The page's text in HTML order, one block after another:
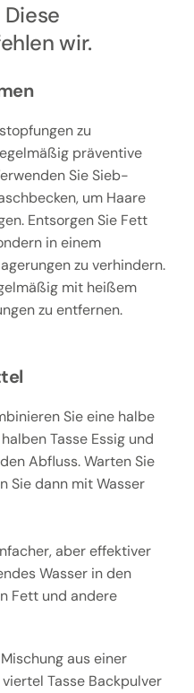
wir.
zu
präventive
Sie Sieb-
um Haare
Entsorgen Sie Fett
in einem
zu verhindern.
mit heißem
zu entfernen.
Sie eine halbe
Tasse Essig und
Abfluss. Warten Sie
Sie dann mit Wasser
aber effektiver
Wasser in den
Fett und andere
aus einer
Tasse Backpulver